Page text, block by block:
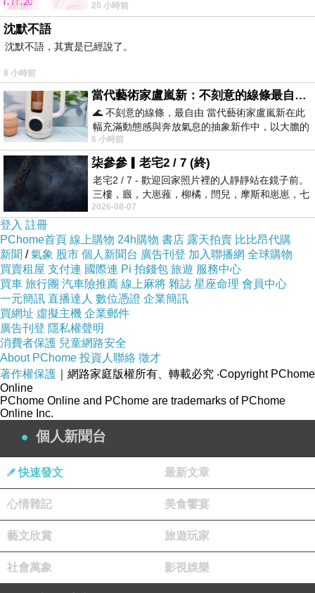
附上一小包日式醬油，不過紫先生一滴未沾、享
用原汁原味的握壽司。
種類齊全到不像樣的程度了～看那尾巴和魚蛋超
肥美。
紫小琪選擇小黃瓜口味嘗嘗！
前天購買了我之前就很愛
20 小時前
沈默不語
沈默不語，其實是已經說了。
8 小時前
當代藝術家盧嵐新：不刻意的線條最自由，讓色彩流動、筆觸自己說話
🌊 不刻意的線條，最自由 當代藝術家盧嵐新在此
幅充滿動態感與奔放氣息的抽象新作中，以大膽的
藍色顏料在白色畫布上揮灑、壓印與流淌
6 小時前
柒參參▎老宅2 / 7 (終)
老宅2 / 7 - 歡迎回家照片裡的人靜靜站在鏡子前。
三樓，廄，大崽蕥，柳橘，閆兒，摩斯和崽崽，七
個人整整齊齊地站在鏡框之外，如同
2026-08-07
登入 註冊
PChome首頁 線上購物 24h購物 書店 露天拍賣 比比昂代購
新聞 /氣象 股市 個人新聞台 廣告刊登 加入聯播網 全球購物
買賣租屋 支付連 國際連 Pi 拍錢包 旅遊 服務中心
買車 旅行團 汽車險推薦 線上麻將 雜誌 星座命理 會員中心
一元簡訊 直播達人 數位憑證 企業簡訊
買網址 虛擬主機 企業郵件
廣告刊登 隱私權聲明
消費者保護 兒童網路安全
About PChome 投資人聯絡 徵才
著作權保護 ｜網路家庭版權所有、轉載必究 ‧Copyright PChome
Online
PChome Online and PChome are trademarks of PChome
Online Inc.
個人新聞台
快速發文 最新文章
心情雜記 美食饗宴
藝文欣賞 旅遊玩家
社會萬象 影視娛樂